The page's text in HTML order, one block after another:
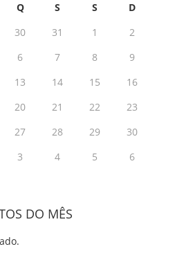
Q S S
D
30 31 1
2
6 7 8
9
13 14 15
16
20 21 22
23
27 28 29
30
3 4 5 6
DO MÊS